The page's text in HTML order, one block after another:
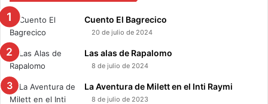
Cuento El Bagrecico
20 de julio de 2024
Las alas de Rapalomo
8 de julio de 2024
La Aventura de Milett en el Inti Raymi
8 de julio de 2023